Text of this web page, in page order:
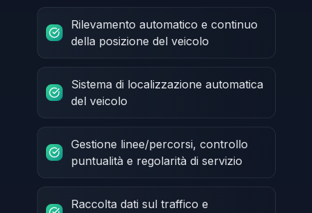
Rilevamento automatico e continuo
della posizione del veicolo
Sistema di localizzazione automatica
del veicolo
Gestione linee/percorsi, controllo
puntualità e regolarità di servizio
Raccolta dati sul traffico e